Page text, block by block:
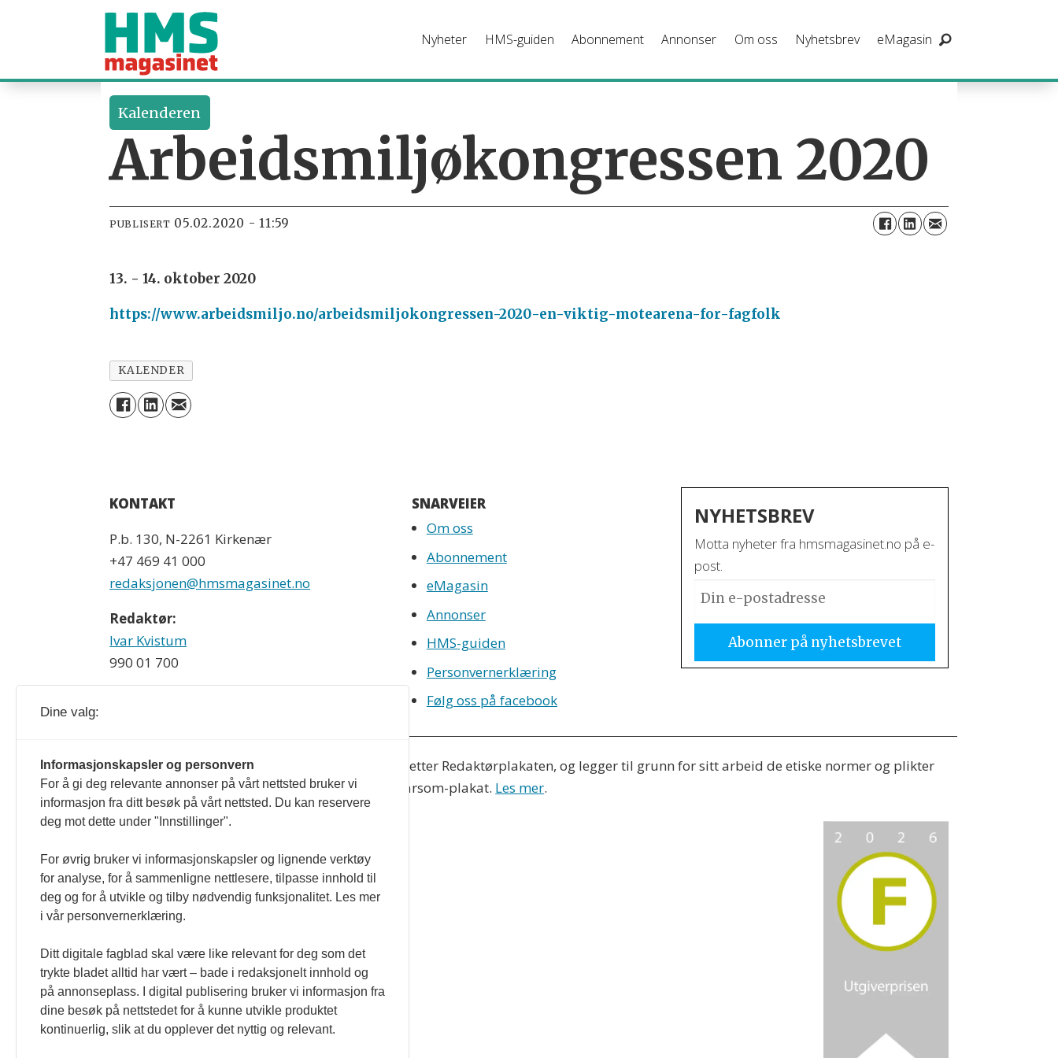
Nyheter HMS-guiden Abonnement Annonser Om oss Nyhetsbrev eMagasin
Kalenderen
Arbeidsmiljøkongressen 2020
PUBLISERT 05.02.2020 - 11:59
13. - 14. oktober 2020
https://www.arbeidsmiljo.no/arbeidsmiljokongressen-2020-en-viktig-motearena-for-fagfolk
KALENDER
KONTAKT
P.b. 130, N-2261 Kirkenær
+47 469 41 000
redaksjonen@hmsmagasinet.no
Redaktør:
Ivar Kvistum
990 01 700
SNARVEIER
Om oss
Abonnement
eMagasin
Annonser
HMS-guiden
Personvernerklæring
Følg oss på facebook
NYHETSBREV
Motta nyheter fra hmsmagasinet.no på e-
post.
HMS-magasinet og hmsmagasinet.no redigeres etter Redaktørplakaten, og legger til grunn for sitt arbeid de etiske normer og plikter
som er formulert i Norsk Presseforbunds Vær Varsom-plakat. Les mer.
Dine valg:
Informasjonskapsler og personvern
For å gi deg relevante annonser på vårt nettsted bruker vi
informasjon fra ditt besøk på vårt nettsted. Du kan reservere
deg mot dette under "Innstillinger".
For øvrig bruker vi informasjonskapsler og lignende verktøy
for analyse, for å sammenligne nettlesere, tilpasse innhold til
deg og for å utvikle og tilby nødvendig funksjonalitet. Les mer
i vår personvernerklæring.
Ditt digitale fagblad skal være like relevant for deg som det
trykte bladet alltid har vært – bade i redaksjonelt innhold og
på annonseplass. I digital publisering bruker vi informasjon fra
dine besøk på nettstedet for å kunne utvikle produktet
kontinuerlig, slik at du opplever det nyttig og relevant.